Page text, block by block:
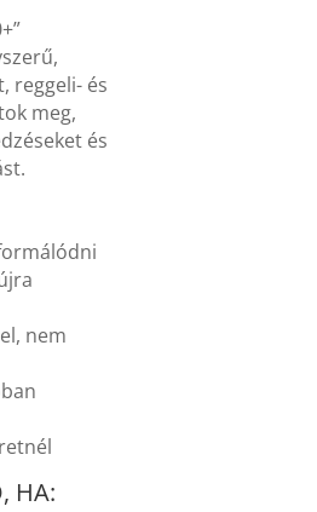
reggeli- és
meg,
és
nem
HA: